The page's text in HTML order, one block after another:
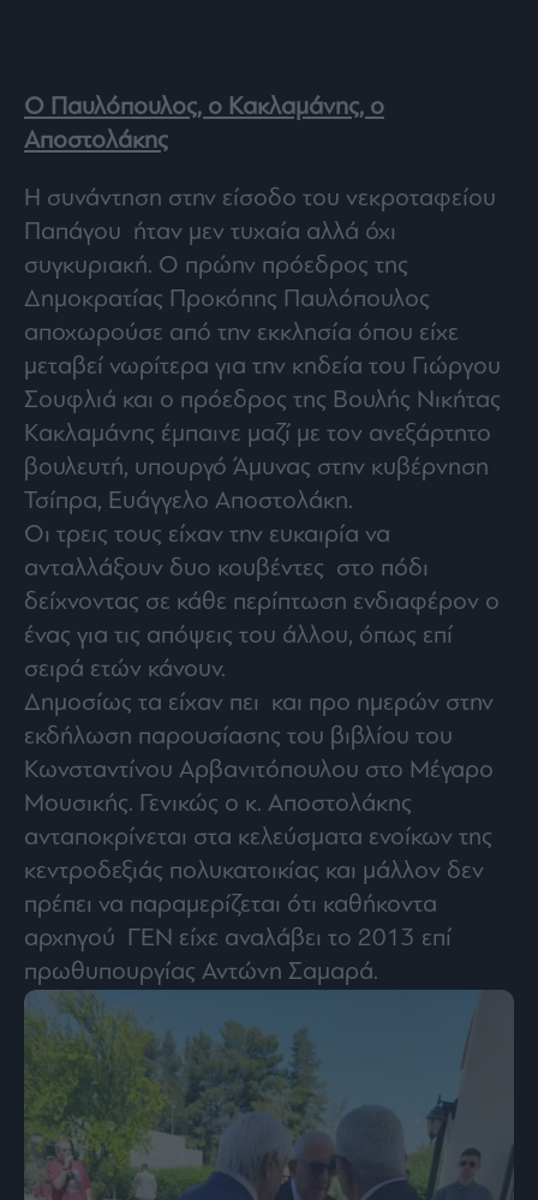
Ο Παυλόπουλος, ο Κακλαμάνης, ο
Αποστολάκης
Η συνάντηση στην είσοδο του νεκροταφείου
Παπάγου ήταν μεν τυχαία αλλά όχι
συγκυριακή. Ο πρώην πρόεδρος της
Δημοκρατίας Προκόπης Παυλόπουλος
αποχωρούσε από την εκκλησία όπου είχε
μεταβεί νωρίτερα για την κηδεία του Γιώργου
Σουφλιά και ο πρόεδρος της Βουλής Νικήτας
Κακλαμάνης έμπαινε μαζί με τον ανεξάρτητο
βουλευτή, υπουργό Άμυνας στην κυβέρνηση
Τσίπρα, Ευάγγελο Αποστολάκη.
Οι τρεις τους είχαν την ευκαιρία να
ανταλλάξουν δυο κουβέντες στο πόδι
δείχνοντας σε κάθε περίπτωση ενδιαφέρον ο
ένας για τις απόψεις του άλλου, όπως επί
σειρά ετών κάνουν.
Δημοσίως τα είχαν πει και προ ημερών στην
εκδήλωση παρουσίασης του βιβλίου του
Κωνσταντίνου Αρβανιτόπουλου στο Μέγαρο
Μουσικής. Γενικώς ο κ. Αποστολάκης
ανταποκρίνεται στα κελεύσματα ενοίκων της
κεντροδεξιάς πολυκατοικίας και μάλλον δεν
πρέπει να παραμερίζεται ότι καθήκοντα
αρχηγού ΓΕΝ είχε αναλάβει το 2013 επί
πρωθυπουργίας Αντώνη Σαμαρά.